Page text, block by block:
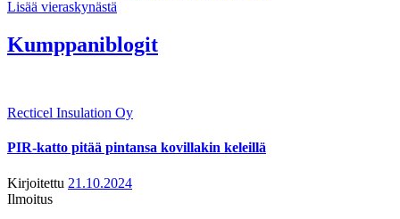
Lisää vieraskynästä
Kumppaniblogit
Recticel Insulation Oy
PIR-katto pitää pintansa kovillakin keleillä
Kirjoitettu 21.10.2024
Ilmoitus